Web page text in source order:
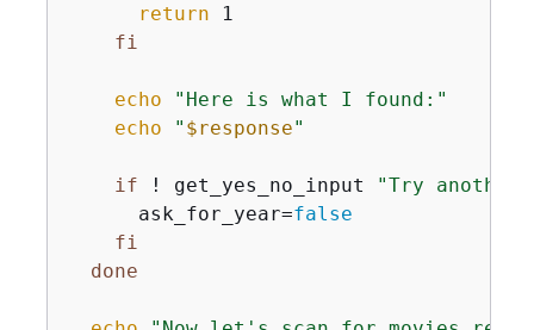
return 1
fi
echo
"Here is what I found:"
echo
" $response"
if ! get_yes_no_input
"Try
      ask_for_year=
false
fi
done